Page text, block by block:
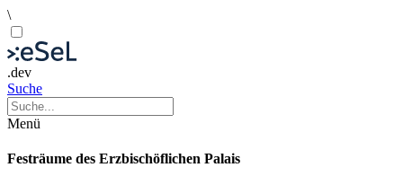
\
.dev
Suche
Menü
Festräume des Erzbischöflichen Palais